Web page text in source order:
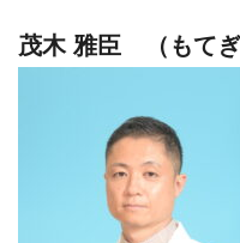
茂木 雅臣 （もてぎ